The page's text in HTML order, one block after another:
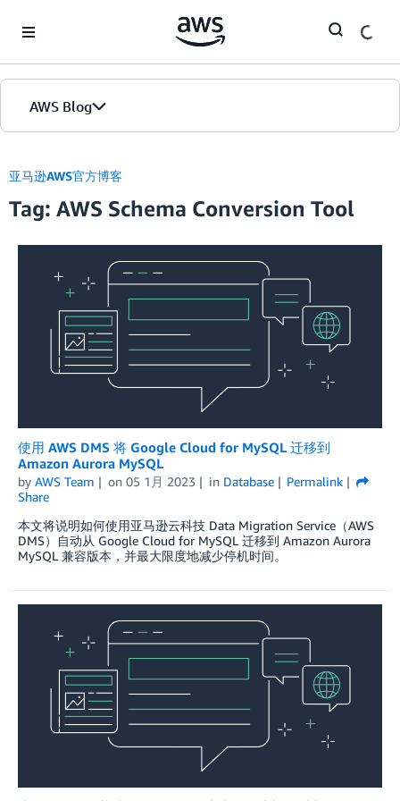
AWS Blog
首页
版本
亚马逊AWS官方博客
Tag: AWS Schema Conversion Tool
使用 AWS DMS 将 Google Cloud for MySQL 迁移到
Amazon Aurora MySQL
by AWS Team on 05 1月 2023 in Database
Permalink
Share
本文将说明如何使用亚马逊云科技 Data Migration Service（AWS
DMS）自动从 Google Cloud for MySQL 迁移到 Amazon Aurora
MySQL 兼容版本，并最大限度地减少停机时间。